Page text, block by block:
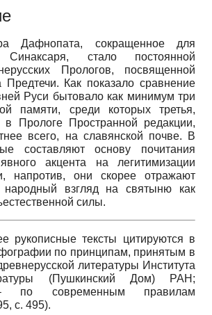
Дафнопата, сокращенное для
Синаксаря, стало постоянной
Прологов, посвященной
Как показало сравнение
Руси бытовало как минимум три
памяти, среди которых третья,
в Прологе Пространной редакции,
всего, на славянской почве. В
составляют основу почитания
акцента на легитимизации
напротив, они скорее отражают
народный взгляд на святыню как
силы.
рукописные тексты цитируются в
по принципам, принятым в
литературы Института
(Пушкинский Дом) РАН;
по современным правилам
с. 495).